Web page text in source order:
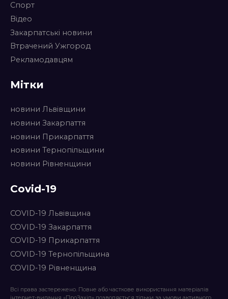
Спорт
Відео
Закарпатські новини
Втрачений Ужгород
Рекламодавцям
Мітки
новини Львівщини
новини Закарпаття
новини Прикарпаття
новини Тернопільщини
новини Рівненщини
Covid-19
COVID-19 Львівщина
COVID-19 Закарпаття
COVID-19 Прикарпаття
COVID-19 Тернопільщина
COVID-19 Рівненщина
Всі права застережено. Повне або часткове використання матеріалів
інтернет-видання «ПроЗахід» дозволяється тільки за умови активного,